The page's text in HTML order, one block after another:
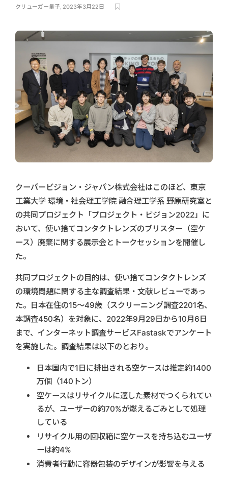
クリューガー量子, 2023年3月22日
クーパービジョン・ジャパン株式会社はこのほど、東京
工業大学 環境・社会理工学院 融合理工学系 野原研究室と
の共同プロジェクト「プロジェクト・ビジョン2022」に
おいて、使い捨てコンタクトレンズのブリスター（空ケ
ース）廃棄に関する展示会とトークセッションを開催し
た。
共同プロジェクトの目的は、使い捨てコンタクトレンズ
の環境問題に関する主な調査結果・文献レビューであっ
た。日本在住の15～49歳（スクリーニング調査2201名、
本調査450名）を対象に、2022年9月29日から10月6日
まで、インターネット調査サービスFastaskでアンケート
を実施した。調査結果は以下のとおり。
日本国内で1日に排出される空ケースは推定約1400
万個（140トン）
空ケースはリサイクルに適した素材でつくられてい
るが、ユーザーの約70%が燃えるごみとして処理
している
リサイクル用の回収箱に空ケースを持ち込むユーザ
ーは約4%
消費者行動に容器包装のデザインが影響を与える